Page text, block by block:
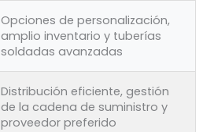
Opciones de personalización,
amplio inventario y tuberías
soldadas avanzadas
Distribución eficiente, gestión
de la cadena de suministro y
proveedor preferido